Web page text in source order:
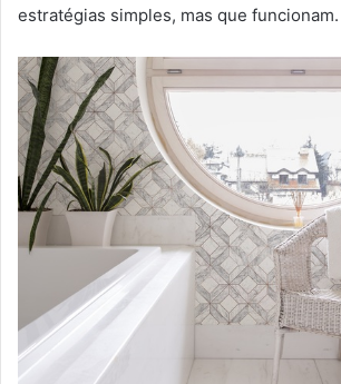
estratégias simples, mas que funcionam.